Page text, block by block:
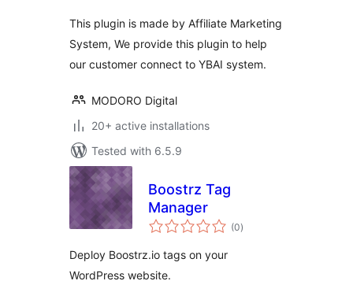
This plugin is made by Affiliate Marketing
System, We provide this plugin to help
our customer connect to YBAI system.
MODORO Digital
20+ active installations
Tested with 6.5.9
Boostrz Tag
Manager
(0total
ratings
)
Deploy Boostrz.io tags on your
WordPress website.